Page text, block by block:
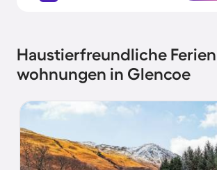
Haustierfreundliche
wohnungen in Glencoe